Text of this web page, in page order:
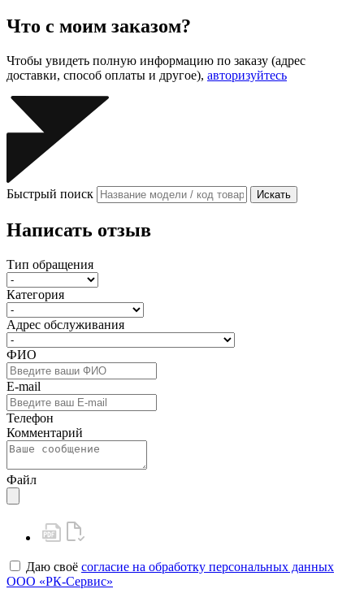
Что с моим заказом?
Чтобы увидеть полную информацию по заказу (адрес
доставки, способ оплаты и другое), авторизуйтесь
Быстрый поиск Искать
Написать отзыв
Тип обращения
Категория
Адрес обслуживания
ФИО
E-mail
Телефон
Комментарий
Файл
Даю своё согласие на обработку персональных данных
ООО «РК-Сервис»